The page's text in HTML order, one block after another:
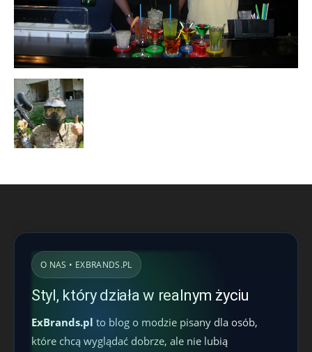
O NAS • EXBRANDS.PL
Styl, który działa w realnym życiu
ExBrands.pl to blog o modzie pisany dla osób,
które chcą wyglądać dobrze, ale nie lubią